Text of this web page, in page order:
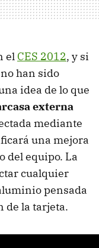
el CES 2012, y si
han sido
idea de lo que
externa
mediante
una mejora
del equipo. La
cualquier
pensada
de la tarjeta.